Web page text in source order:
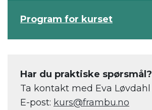
Program for kurset
Har du praktiske spørsmål?
Ta kontakt med Eva Løvdahl
E-post: kurs@frambu.no